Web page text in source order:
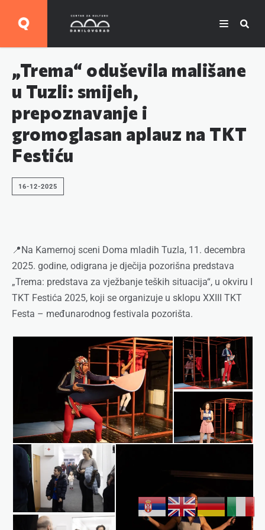
„Trema“ oduševila mališane
u Tuzli: smijeh,
prepoznavanje i
gromoglasan aplauz na TKT
Festiću
16-12-2025
📍Na Kamernoj sceni Doma mladih Tuzla, 11. decembra
2025. godine, odigrana je dječija pozorišna predstava
„Trema: predstava za vježbanje teških situacija“, u okviru I
TKT Festića 2025, koji se organizuje u sklopu XXIII TKT
Festa – međunarodnog festivala pozorišta.